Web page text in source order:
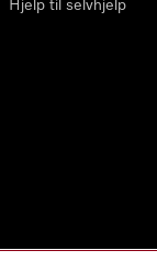
Hjelp til selvhjelp